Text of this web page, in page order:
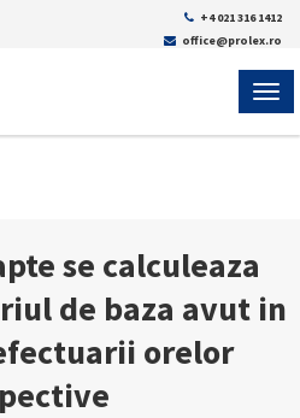
+4 021 316 1412
office@prolex.ro
se calculeaza
de baza avut in
orelor